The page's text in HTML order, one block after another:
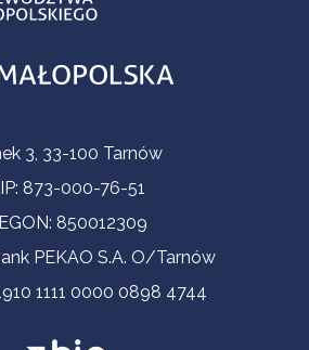
3, 33-100 Tarnów
873-000-76-51
850012309
PEKAO S.A. O/Tarnów
1111 0000 0898 4744